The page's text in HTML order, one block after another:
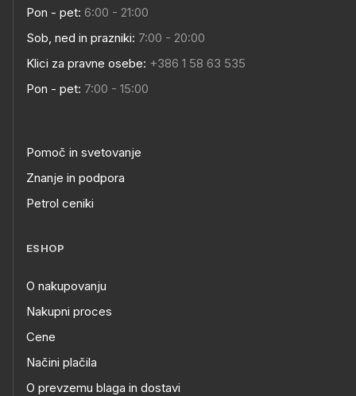
Pon - pet: 6:00 - 21:00
Sob, ned in prazniki: 7:00 - 20:00
Klici za pravne osebe: +386 1 58 63 535
Pon - pet: 7:00 - 15:00
Pomoč in svetovanje
Znanje in podpora
Petrol ceniki
ESHOP
O nakupovanju
Nakupni proces
Cene
Načini plačila
O prevzemu blaga in dostavi